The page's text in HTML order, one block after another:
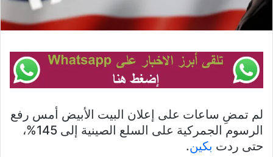
لم تمضِ ساعات على إعلان البيت الأبيض أمس رفع
الرسوم الجمركية على السلع الصينية إلى 145%،
حتى ردت بكين.